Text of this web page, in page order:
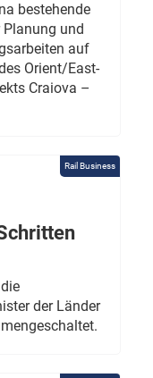
bestehende
und
auf
Orient/East-
Craiova –
Rail Business
der Länder